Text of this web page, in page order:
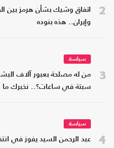
2
اتفاق وشيك بشأن هرمز بين
وإيران.. هذه بنوده
3
سياسة
من له مصلحة بعبور آلاف
سبتة في ساعات؟.. نخبرك ما
4
سياسة
عبد الرحمن السيد يفوز في